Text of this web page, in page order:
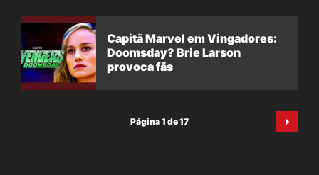
Capitã Marvel em Vingadores:
Doomsday? Brie Larson
provoca fãs
Página 1 de 17